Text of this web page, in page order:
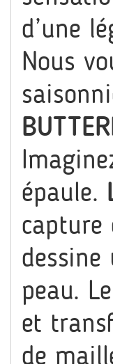
d’une
Nous
épaule.
capture
peau.
et
de